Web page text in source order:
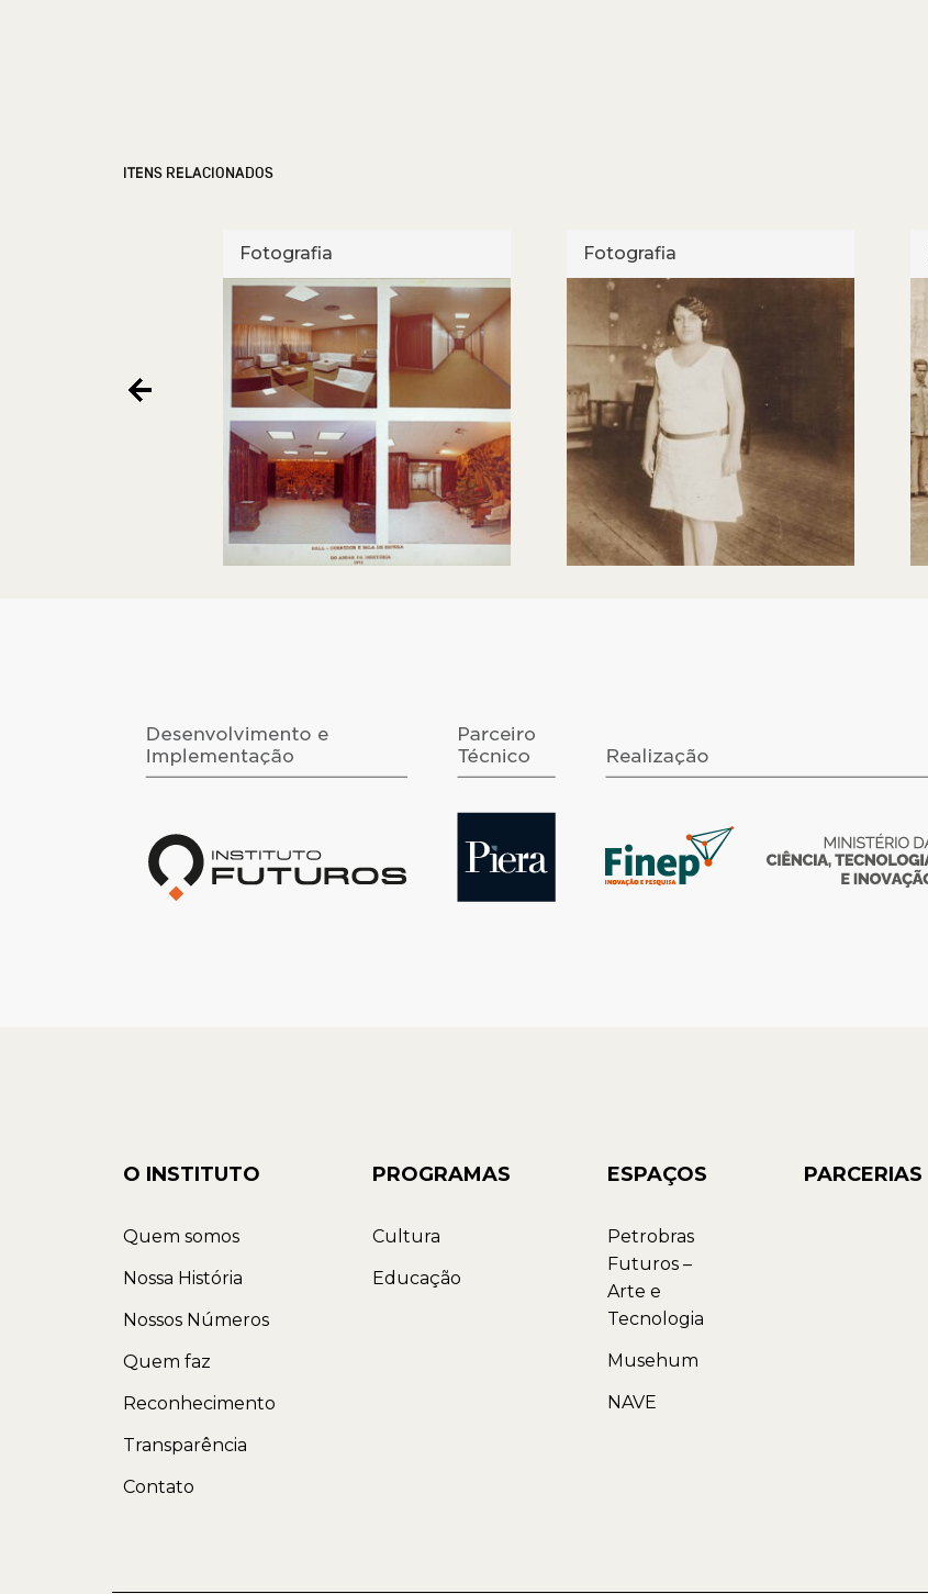
ITENS RELACIONADOS
Fotografia Fotografia
O INSTITUTO
Quem somos
Nossa História
Nossos Números
Quem faz
Reconhecimento
Transparência
Contato
PROGRAMAS
Cultura
Educação
ESPAÇOS
Petrobras
Futuros –
Arte e
Tecnologia
Musehum
NAVE
PARCERIAS